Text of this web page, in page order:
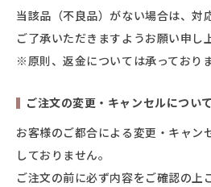
当該品（不良品）がない場合は、対
ご了承いただきますようお願い申し
※原則、返金については承っており
ご注文の変更・キャンセルについて
お客様のご都合による変更・キャン
しておりません。
ご注文の前に必ず内容をご確認の上